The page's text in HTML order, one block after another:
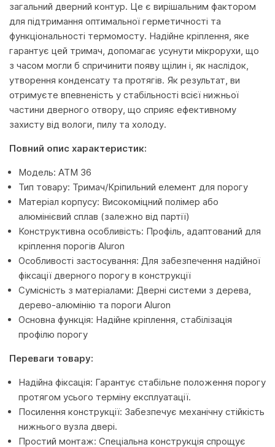
загальний дверний контур. Це є вирішальним фактором
для підтримання оптимальної герметичності та
функціональності термомосту. Надійне кріплення, яке
гарантує цей тримач, допомагає усунути мікрорухи, що
з часом могли б спричинити появу щілин і, як наслідок,
утворення конденсату та протягів. Як результат, ви
отримуєте впевненість у стабільності всієї нижньої
частини дверного отвору, що сприяє ефективному
захисту від вологи, пилу та холоду.
Повний опис характеристик:
Модель: ATM 36
Тип товару: Тримач/Кріпильний елемент для порогу
Матеріал корпусу: Високоміцний полімер або
алюмінієвий сплав (залежно від партії)
Конструктивна особливість: Профіль, адаптований для
кріплення порогів Aluron
Особливості застосування: Для забезпечення надійної
фіксації дверного порогу в конструкції
Сумісність з матеріалами: Дверні системи з дерева,
дерево-алюмінію та пороги Aluron
Основна функція: Надійне кріплення, стабілізація
профілю порогу
Переваги товару:
Надійна фіксація: Гарантує стабільне положення порогу
протягом усього терміну експлуатації.
Посилення конструкції: Забезпечує механічну стійкість
нижнього вузла двері.
Простий монтаж: Спеціальна конструкція спрощує